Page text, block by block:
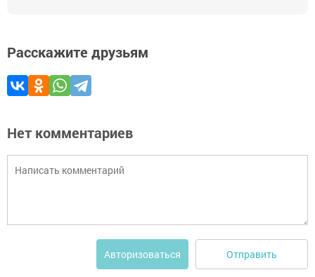
Расскажите друзьям
Нет комментариев
Авторизоваться Отправить